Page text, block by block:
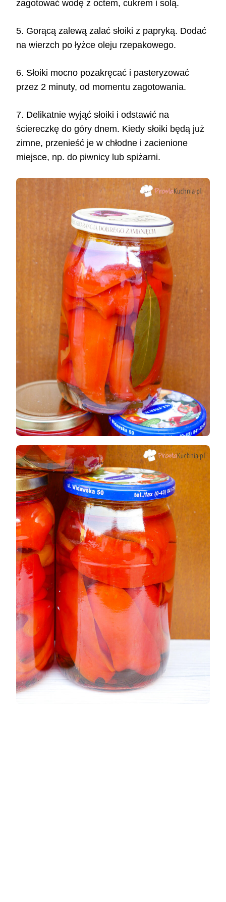
zagotować wodę z octem, cukrem i solą.
5. Gorącą zalewą zalać słoiki z papryką. Dodać
na wierzch po łyżce oleju rzepakowego.
6. Słoiki mocno pozakręcać i pasteryzować
przez 2 minuty, od momentu zagotowania.
7. Delikatnie wyjąć słoiki i odstawić na
ściereczkę do góry dnem. Kiedy słoiki będą już
zimne, przenieść je w chłodne i zacienione
miejsce, np. do piwnicy lub spiżarni.